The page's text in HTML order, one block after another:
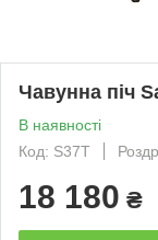
Чавунна піч
В наявності
Код: S37T
18 180 ₴